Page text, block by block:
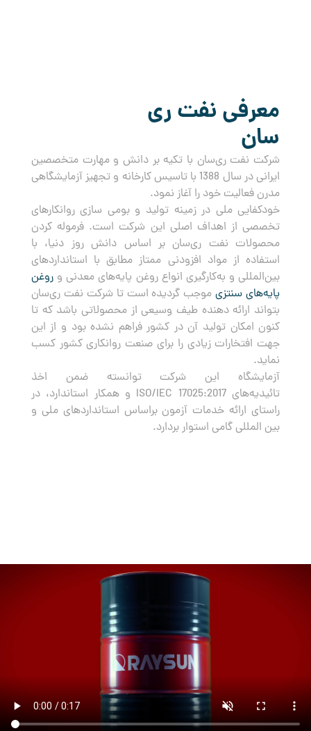
معرفی نفت ری
سان
شرکت نفت ری‌سان با تکیه بر دانش و مهارت متخصصین
ایرانی در سال 1388 با تاسیس کارخانه و تجهیز آزمایشگاهی
مدرن فعالیت خود را آغاز نمود.
خودکفایی ملی در زمینه تولید و بومی سازی روانکارهای
تخصصی از اهداف اصلی این شرکت است. فرموله کردن
محصولات نفت ری‌سان بر اساس دانش روز دنیا، با
استفاده از مواد افزودنی ممتاز مطابق با استانداردهای
بین‌المللی و به‌کارگیری انواع روغن پایه‌های معدنی وروغن
پایه‌های سنتزیموجب گردیده است تا شرکت نفت ری‌سان
بتواند ارائه دهنده طیف وسیعی از محصولاتی باشد که تا
کنون امکان تولید آن در کشور فراهم نشده بود و از این
جهت افتخارات زیادی را برای صنعت روانکاری کشور کسب
نماید.
آزمایشگاه این شرکت توانسته ضمن اخذ
تائیدیه‌های ISO/IEC 17025:2017 و همکار استاندارد، در
راستای ارائه خدمات آزمون براساس استانداردهای ملی و
بین المللی گامی استوار بردارد.